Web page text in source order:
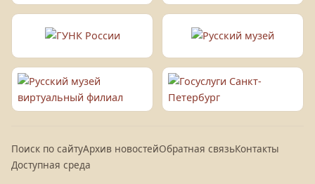
Поиск по сайтуАрхив новостейОбратная связьКонтакты
Доступная среда